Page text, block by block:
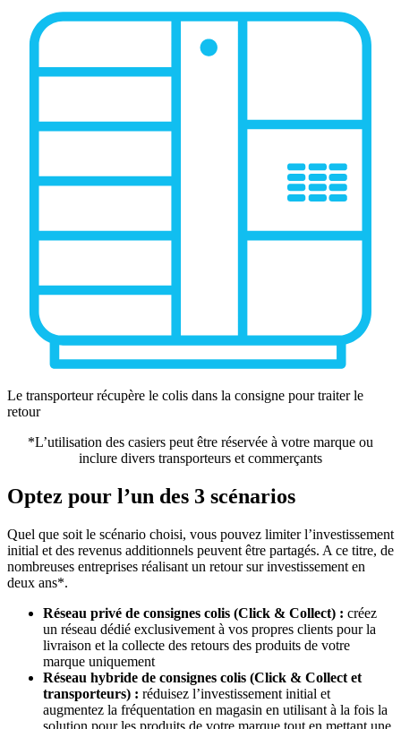
Le transporteur récupère le colis dans la consigne pour traiter le
retour
*L’utilisation des casiers peut être réservée à votre marque ou
inclure divers transporteurs et commerçants
Optez pour l’un des 3 scénarios
Quel que soit le scénario choisi, vous pouvez limiter l’investissement
initial et des revenus additionnels peuvent être partagés. A ce titre, de
nombreuses entreprises réalisant un retour sur investissement en
deux ans*.
Réseau privé de consignes colis (Click & Collect) : créez
un réseau dédié exclusivement à vos propres clients pour la
livraison et la collecte des retours des produits de votre
marque uniquement
Réseau hybride de consignes colis (Click & Collect et
transporteurs) : réduisez l’investissement initial et
augmentez la fréquentation en magasin en utilisant à la fois la
solution pour les produits de votre marque tout en mettant une